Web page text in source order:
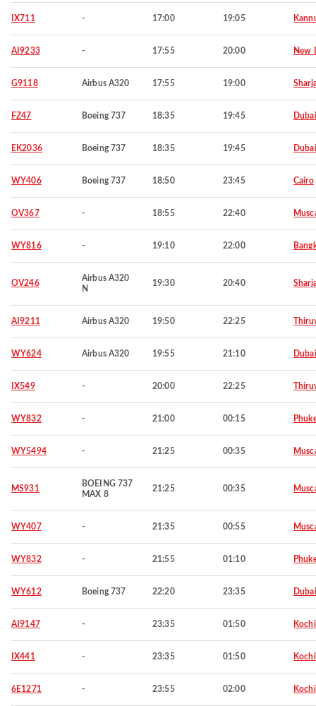
IX711 - 17:00 19:05
AI9233 - 17:55 20:00 New
G9118 Airbus A320 17:55 19:00
FZ47 Boeing 737 18:35 19:45 Dubai
EK2036 Boeing 737 18:35 19:45 Dubai
WY406 Boeing 737 18:50 23:45 Cairo
OV367 - 18:55 22:40
WY816 - 19:10 22:00
OV246
Airbus A320
N
19:30 20:40
AI9211 Airbus A320 19:50 22:25
WY624 Airbus A320 19:55 21:10 Dubai
IX549 - 20:00 22:25
WY832 - 21:00 00:15
WY5494 - 21:25 00:35
MS931
BOEING 737
MAX 8
21:25 00:35
WY407 - 21:35 00:55
WY832 - 21:55 01:10
WY612 Boeing 737 22:20 23:35 Dubai
AI9147 - 23:35 01:50 Kochi
IX441 - 23:35 01:50 Kochi
6E1271 - 23:55 02:00 Kochi